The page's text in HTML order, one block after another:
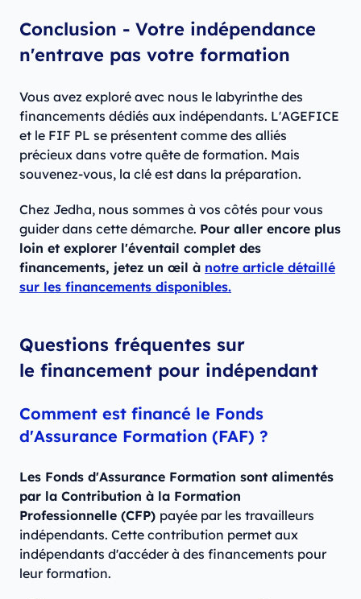
Conclusion - Votre indépendance
n'entrave pas votre formation
Vous avez exploré avec nous le labyrinthe des
financements dédiés aux indépendants. L'AGEFICE
et le FIF PL se présentent comme des alliés
précieux dans votre quête de formation. Mais
souvenez-vous, la clé est dans la préparation.
Chez Jedha, nous sommes à vos côtés pour vous
guider dans cette démarche. Pour aller encore plus
loin et explorer l'éventail complet des
financements, jetez un œil à notre article détaillé
sur les financements disponibles.
Questions fréquentes sur
le financement pour indépendant
Comment est financé le Fonds
d'Assurance Formation (FAF) ?
Les Fonds d'Assurance Formation sont alimentés
par la Contribution à la Formation
Professionnelle (CFP) payée par les travailleurs
indépendants. Cette contribution permet aux
indépendants d'accéder à des financements pour
leur formation.